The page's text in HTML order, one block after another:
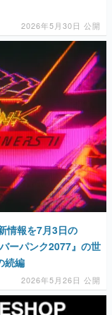
2026年5月30日 公開
情報を7月3日の
ーパンク2077』の世
続編
2026年5月26日 公開